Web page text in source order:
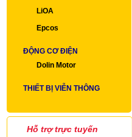
LiOA
Epcos
ĐỘNG CƠ ĐIỆN
Dolin Motor
THIẾT BỊ VIỄN THÔNG
Hỗ trợ trực tuyến